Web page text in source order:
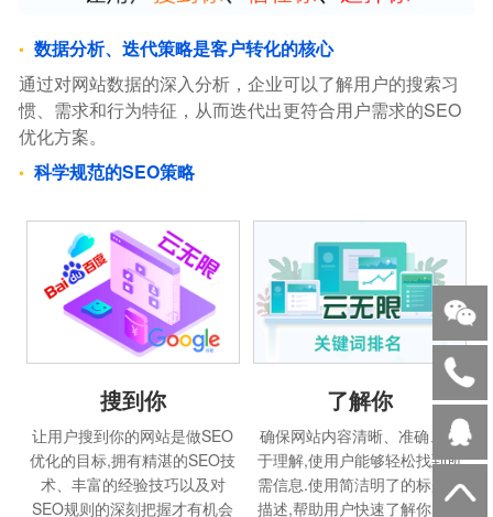
数据分析、迭代策略是客户转化的核心
通过对网站数据的深入分析，企业可以了解用户的搜索习
惯、需求和行为特征，从而迭代出更符合用户需求的SEO
优化方案。
科学规范的SEO策略
搜到你
让用户搜到你的网站是做SEO
优化的目标,拥有精湛的SEO技
术、丰富的经验技巧以及对
SEO规则的深刻把握才有机会
了解你
确保网站内容清晰、准确、易
于理解,使用户能够轻松找到所
需信息.使用简洁明了的标题和
描述,帮助用户快速了解你的产